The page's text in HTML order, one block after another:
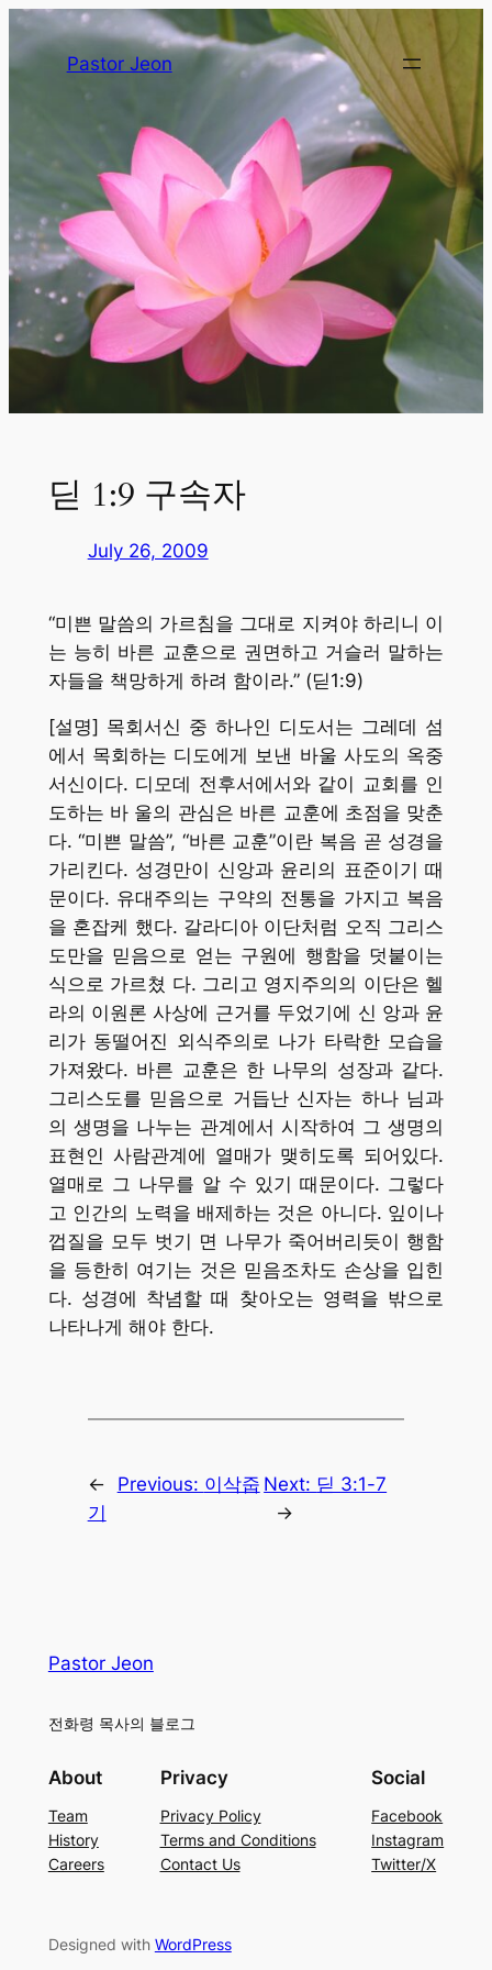
Pastor Jeon
딛 1:9 구속자
July 26, 2009
“미쁜 말씀의 가르침을 그대로 지켜야 하리니 이
는 능히 바른 교훈으로 권면하고 거슬러 말하는
자들을 책망하게 하려 함이라.” (딛1:9)
[설명] 목회서신 중 하나인 디도서는 그레데 섬
에서 목회하는 디도에게 보낸 바울 사도의 옥중
서신이다. 디모데 전후서에서와 같이 교회를 인
도하는 바 울의 관심은 바른 교훈에 초점을 맞춘
다. “미쁜 말씀”, “바른 교훈”이란 복음 곧 성경을
가리킨다. 성경만이 신앙과 윤리의 표준이기 때
문이다. 유대주의는 구약의 전통을 가지고 복음
을 혼잡케 했다. 갈라디아 이단처럼 오직 그리스
도만을 믿음으로 얻는 구원에 행함을 덧붙이는
식으로 가르쳤 다. 그리고 영지주의의 이단은 헬
라의 이원론 사상에 근거를 두었기에 신 앙과 윤
리가 동떨어진 외식주의로 나가 타락한 모습을
가져왔다. 바른 교훈은 한 나무의 성장과 같다.
그리스도를 믿음으로 거듭난 신자는 하나 님과
의 생명을 나누는 관계에서 시작하여 그 생명의
표현인 사람관계에 열매가 맺히도록 되어있다.
열매로 그 나무를 알 수 있기 때문이다. 그렇다
고 인간의 노력을 배제하는 것은 아니다. 잎이나
껍질을 모두 벗기 면 나무가 죽어버리듯이 행함
을 등한히 여기는 것은 믿음조차도 손상을 입힌
다. 성경에 착념할 때 찾아오는 영력을 밖으로
나타나게 해야 한다.
← Previous: 이삭줍
기
Next: 딛 3:1-7
→
Pastor Jeon
전화령 목사의 블로그
About
Team
History
Careers
Privacy
Privacy Policy
Terms and Conditions
Contact Us
Social
Facebook
Instagram
Twitter/X
Designed with WordPress